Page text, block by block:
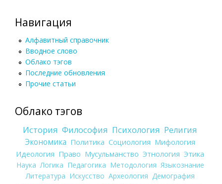
Навигация
Алфавитный справочник
Вводное слово
Облако тэгов
Последние обновления
Прочие статьи
Облако тэгов
История Философия Психология Религия
Экономика Политика Социология Мифология
Идеология Право Мусульманство Этнология Этика
Наука Логика Педагогика Методология Языкознание
Литература Искусство Археология Демография